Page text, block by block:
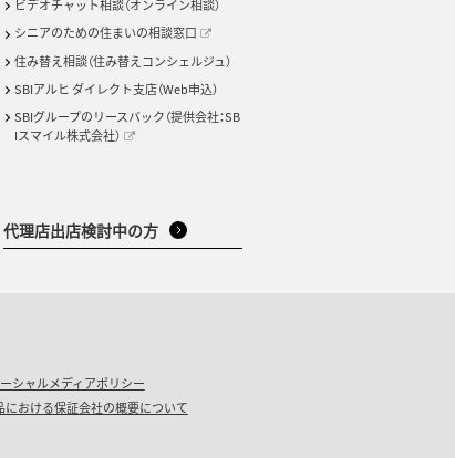
ビデオチャット相談（オンライン相談）
シニアのための住まいの相談窓口
住み替え相談（住み替えコンシェルジュ）
SBIアルヒ ダイレクト支店（Web申込）
SBIグループのリースバック（提供会社：SB
Iスマイル株式会社）
代理店出店検討中の方
シャルメディアポリシー
における保証会社の概要について